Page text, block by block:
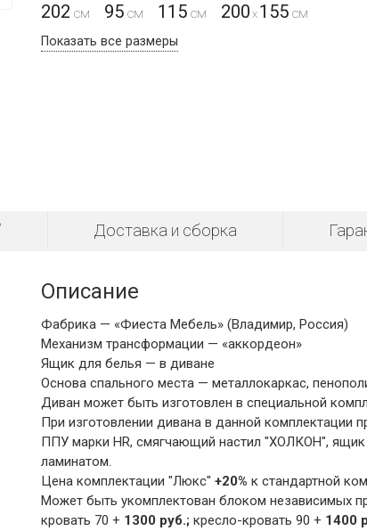
202
95 115 200 x 155
Показать все размеры
Доставка и сборка
Описание
Фабрика — «Фиеста Мебель» (Владимир, Россия)
Механизм трансформации — «аккордеон»
Ящик для белья — в диване
Основа спального места — металлокаркас,
Диван может быть изготовлен в специальной
При изготовлении дивана в данной комплектации
ППУ марки HR, смягчающий настил "ХОЛКОН",
ламинатом.
Цена комплектации "Люкс" +20% к стандартной
Может быть укомплектован блоком независимых
кровать 70 + 1300 руб.; кресло-кровать 90 + 1400